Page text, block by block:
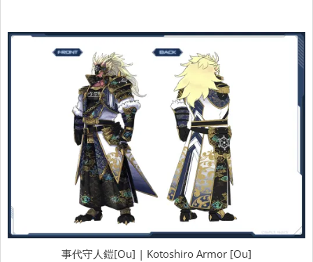
事代守人鎧[Ou] | Kotoshiro Armor [Ou]